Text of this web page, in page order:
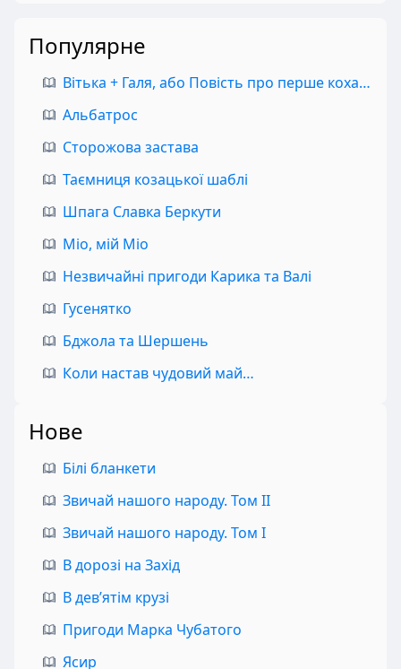
Популярне
Вітька + Галя, або Повість про перше кохання
Альбатрос
Сторожова застава
Таємниця козацької шаблі
Шпага Славка Беркути
Міо, мій Міо
Незвичайні пригоди Карика та Валі
Гусенятко
Бджола та Шершень
Коли настав чудовий май…
Нове
Білі бланкети
Звичай нашого народу. Том II
Звичай нашого народу. Том I
В дорозі на Захід
В дев’ятім крузі
Пригоди Марка Чубатого
Ясир